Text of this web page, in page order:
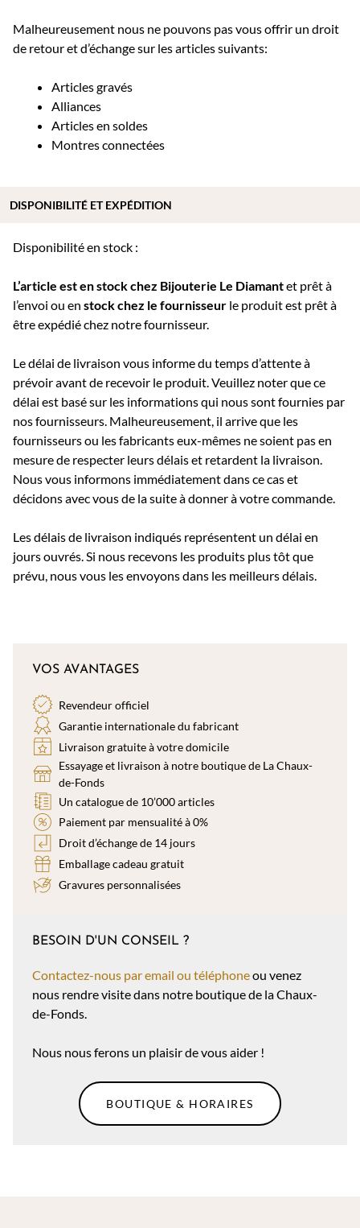
Malheureusement nous ne pouvons pas vous offrir un droit
de retour et d’échange sur les articles suivants:
Articles gravés
Alliances
Articles en soldes
Montres connectées
Disponibilité en stock :
L’article est en stock chez Bijouterie Le Diamantet prêt à
l’envoi ou en stock chez le fournisseur le produit est prêt à
être expédié chez notre fournisseur.
Le délai de livraison vous informe du temps d’attente à
prévoir avant de recevoir le produit. Veuillez noter que ce
délai est basé sur les informations qui nous sont fournies par
nos fournisseurs. Malheureusement, il arrive que les
fournisseurs ou les fabricants eux-mêmes ne soient pas en
mesure de respecter leurs délais et retardent la livraison.
Nous vous informons immédiatement dans ce cas et
décidons avec vous de la suite à donner à votre commande.
Les délais de livraison indiqués représentent un délai en
jours ouvrés. Si nous recevons les produits plus tôt que
prévu, nous vous les envoyons dans les meilleurs délais.
DISPONIBILITÉ ET EXPÉDITION
VOS AVANTAGES
Revendeur officiel
Garantie internationale du fabricant
Livraison gratuite à votre domicile
Essayage et livraison à notre boutique de La Chaux-
de-Fonds
Un catalogue de 10’000 articles
Paiement par mensualité à 0%
Droit d’échange de 14 jours
Emballage cadeau gratuit
Gravures personnalisées
BESOIN D'UN CONSEIL ?
Contactez-nous par email ou téléphoneou venez
nous rendre visite dans notre boutique de la Chaux-
de-Fonds.
Nous nous ferons un plaisir de vous aider !
BOUTIQUE & HORAIRES